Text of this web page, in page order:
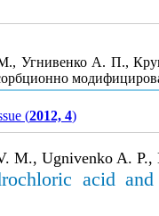
Угнивенко А. П.,
(2012, 4)
M., Ugnivenko A.
acid